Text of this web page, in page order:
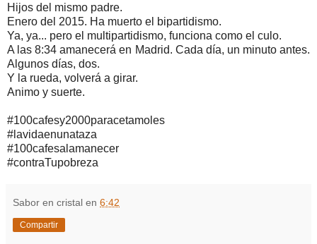
Hijos del mismo padre.
Enero del 2015. Ha muerto el bipartidismo.
Ya, ya... pero el multipartidismo, funciona como el culo.
A las 8:34 amanecerá en Madrid. Cada día, un minuto antes.
Algunos días, dos.
Y la rueda, volverá a girar.
Animo y suerte.
#100cafesy2000paracetamoles
#lavidaenunataza
#100cafesalamanecer
#contraTupobreza
Sabor en cristal en 6:42
Compartir